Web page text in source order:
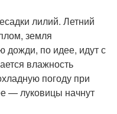
лилий. Летний
земля
дожди, по идее, идут с
влажность
погоду при
— луковицы начнут